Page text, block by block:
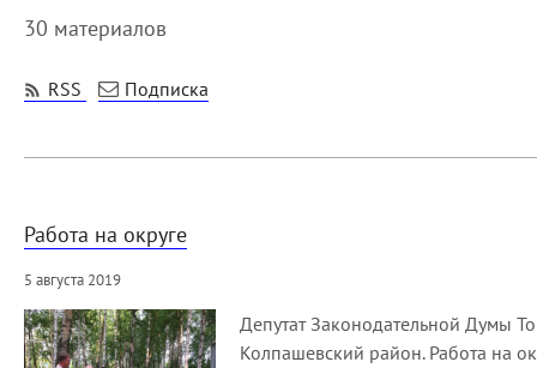
30 материалов
RSS Подписка
Работа на округе
5 августа 2019
Депутат Законодательной Думы
Колпашевский район. Работа на